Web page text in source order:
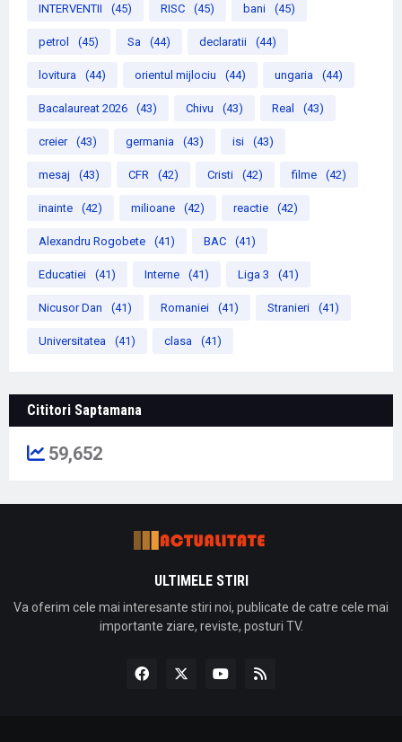
INTERVENTII (45) RISC (45) bani (45)
petrol (45) Sa (44) declaratii (44)
lovitura (44) orientul mijlociu (44) ungaria (44)
Bacalaureat 2026 (43) Chivu (43) Real (43)
creier (43) germania (43) isi (43)
mesaj (43) CFR (42) Cristi (42) filme (42)
inainte (42) milioane (42) reactie (42)
Alexandru Rogobete (41) BAC (41)
Educatiei (41) Interne (41) Liga 3 (41)
Nicusor Dan (41) Romaniei (41) Stranieri (41)
Universitatea (41) clasa (41)
Cititori Saptamana
59,652
ULTIMELE STIRI
Va oferim cele mai interesante stiri noi, publicate de catre cele mai
importante ziare, reviste, posturi TV.